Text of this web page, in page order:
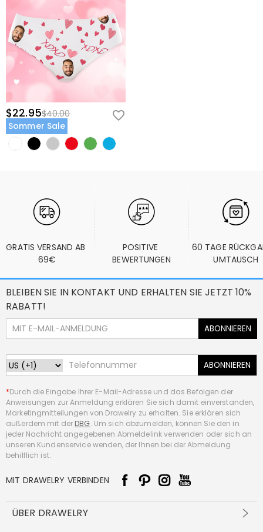
$22.95$40.00
Sommer Sale
GRATIS VERSAND AB
69€
POSITIVE
BEWERTUNGEN
60 TAGE
UMTAUSCH
BLEIBEN SIE IN KONTAKT UND ERHALTEN SIE JETZT 10%
RABATT!
ABONNIEREN
ABONNIEREN
*Durch die Eingabe Ihrer E-Mail-Adresse und das Befolgen der
Anweisungen zur Anmeldung erklären Sie sich damit einverstanden,
Marketingmitteilungen von Drawelry zu erhalten. Sie erklären sich
außerdem mit der DBG. Um sich abzumelden, können Sie den in
jeder Nachricht angegebenen Abmeldelink verwenden oder sich an
unseren Kundenservice wenden, der Ihnen bei der Abmeldung
behilflich ist.
MIT DRAWELRY VERBINDEN
ÜBER DRAWELRY